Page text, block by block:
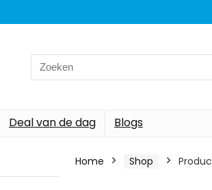
Search
for:
Deal van de dag Blogs
Home Shop